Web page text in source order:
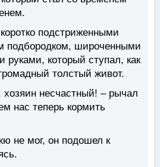
подстриженными
подбородком, широченными
который ступал, как
толстый живот.
несчастный! – рычал
нас теперь кормить
не мог, он подошел к